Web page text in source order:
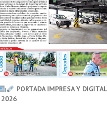
PORTADA IMPRESA Y
2026